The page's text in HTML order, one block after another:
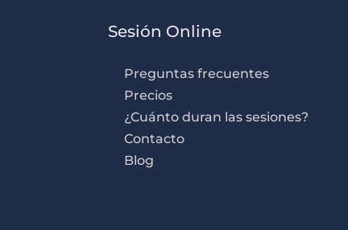
Sesión Online
Preguntas frecuentes
Precios
¿Cuánto duran las sesiones?
Contacto
Blog